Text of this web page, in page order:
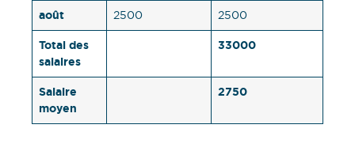
août 2500 2500
Total des
salaires
33000
Salaire
moyen
2750